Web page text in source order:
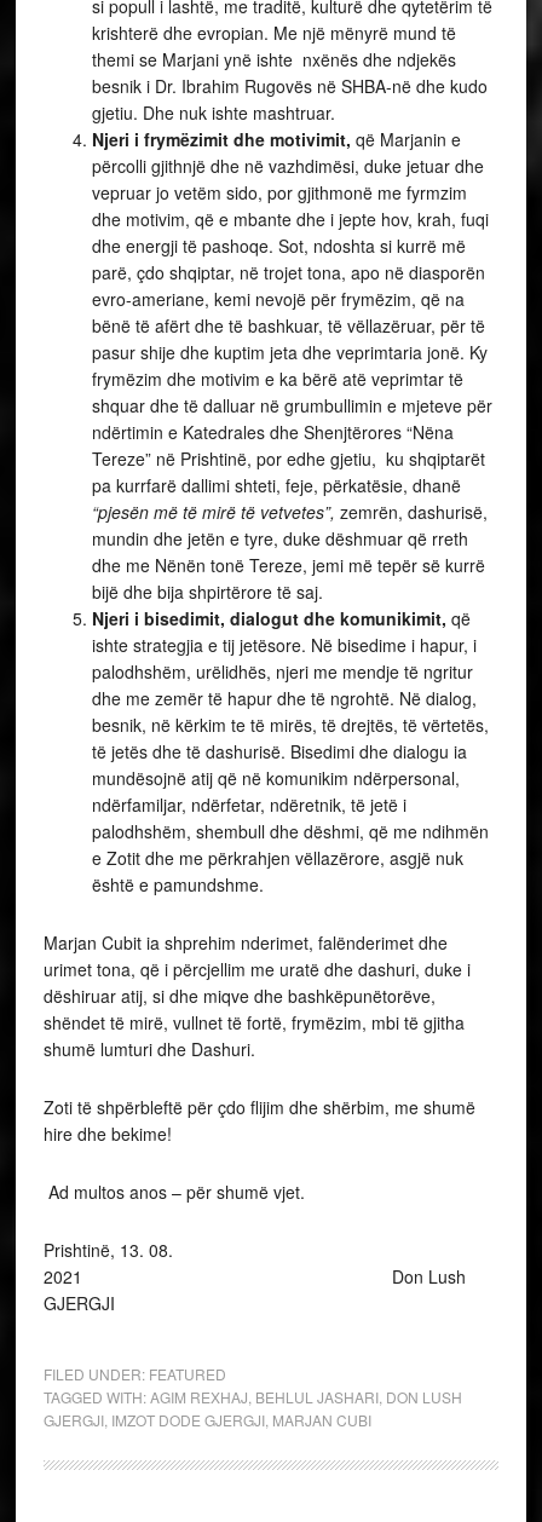
si popull i lashtë, me traditë, kulturë dhe qytetërim të
krishterë dhe evropian. Me një mënyrë mund të
themi se Marjani ynë ishte nxënës dhe ndjekës
besnik i Dr. Ibrahim Rugovës në SHBA-në dhe kudo
gjetiu. Dhe nuk ishte mashtruar.
Njeri i frymëzimit dhe motivimit, që Marjanin e
përcolli gjithnjë dhe në vazhdimësi, duke jetuar dhe
vepruar jo vetëm sido, por gjithmonë me fyrmzim
dhe motivim, që e mbante dhe i jepte hov, krah, fuqi
dhe energji të pashoqe. Sot, ndoshta si kurrë më
parë, çdo shqiptar, në trojet tona, apo në diasporën
evro-ameriane, kemi nevojë për frymëzim, që na
bënë të afërt dhe të bashkuar, të vëllazëruar, për të
pasur shije dhe kuptim jeta dhe veprimtaria jonë. Ky
frymëzim dhe motivim e ka bërë atë veprimtar të
shquar dhe të dalluar në grumbullimin e mjeteve për
ndërtimin e Katedrales dhe Shenjtërores “Nëna
Tereze” në Prishtinë, por edhe gjetiu, ku shqiptarët
pa kurrfarë dallimi shteti, feje, përkatësie, dhanë
“pjesën më të mirë të vetvetes”, zemrën, dashurisë,
mundin dhe jetën e tyre, duke dëshmuar që rreth
dhe me Nënën tonë Tereze, jemi më tepër së kurrë
bijë dhe bija shpirtërore të saj.
Njeri i bisedimit, dialogut dhe komunikimit, që
ishte strategjia e tij jetësore. Në bisedime i hapur, i
palodhshëm, urëlidhës, njeri me mendje të ngritur
dhe me zemër të hapur dhe të ngrohtë. Në dialog,
besnik, në kërkim te të mirës, të drejtës, të vërtetës,
të jetës dhe të dashurisë. Bisedimi dhe dialogu ia
mundësojnë atij që në komunikim ndërpersonal,
ndërfamiljar, ndërfetar, ndëretnik, të jetë i
palodhshëm, shembull dhe dëshmi, që me ndihmën
e Zotit dhe me përkrahjen vëllazërore, asgjë nuk
është e pamundshme.
Marjan Cubit ia shprehim nderimet, falënderimet dhe
urimet tona, që i përcjellim me uratë dhe dashuri, duke i
dëshiruar atij, si dhe miqve dhe bashkëpunëtorëve,
shëndet të mirë, vullnet të fortë, frymëzim, mbi të gjitha
shumë lumturi dhe Dashuri.
Zoti të shpërbleftë për çdo flijim dhe shërbim, me shumë
hire dhe bekime!
Ad multos anos – për shumë vjet.
Prishtinë, 13. 08.
2021 Don Lush
GJERGJI
FILED UNDER: FEATURED
TAGGED WITH:AGIM REXHAJ, BEHLUL JASHARI, DON LUSH
GJERGJI, IMZOT DODE GJERGJI, MARJAN CUBI